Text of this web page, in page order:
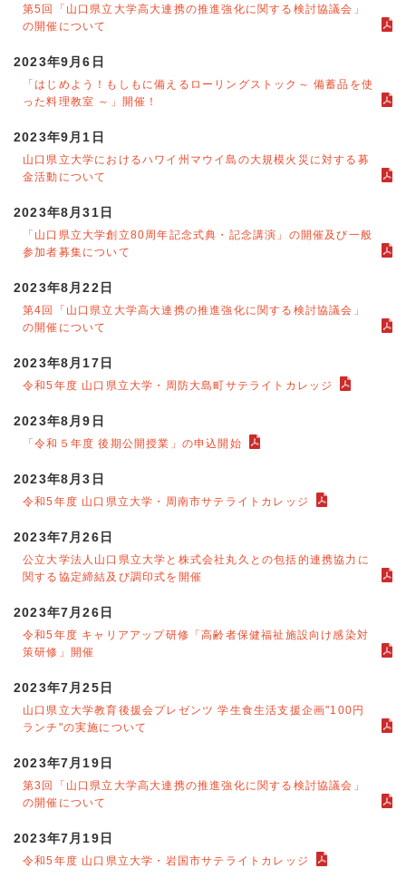
第5回「山口県立大学高大連携の推進強化に関する検討協議会」
の開催について
2023年9月6日
「はじめよう！もしもに備えるローリングストック～ 備蓄品を使
った料理教室 ～」開催！
2023年9月1日
山口県立大学におけるハワイ州マウイ島の大規模火災に対する募
金活動について
2023年8月31日
「山口県立大学創立80周年記念式典・記念講演」の開催及び一般
参加者募集について
2023年8月22日
第4回「山口県立大学高大連携の推進強化に関する検討協議会」
の開催について
2023年8月17日
令和5年度 山口県立大学・周防大島町サテライトカレッジ
2023年8月9日
「令和５年度 後期公開授業」の申込開始
2023年8月3日
令和5年度 山口県立大学・周南市サテライトカレッジ
2023年7月26日
公立大学法人山口県立大学と株式会社丸久との包括的連携協力に
関する協定締結及び調印式を開催
2023年7月26日
令和5年度 キャリアアップ研修「高齢者保健福祉施設向け感染対
策研修」開催
2023年7月25日
山口県立大学教育後援会プレゼンツ 学生食生活支援企画"100円
ランチ"の実施について
2023年7月19日
第3回「山口県立大学高大連携の推進強化に関する検討協議会」
の開催について
2023年7月19日
令和5年度 山口県立大学・岩国市サテライトカレッジ